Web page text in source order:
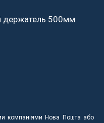
держатель 500мм
компаніями Нова Пошта або